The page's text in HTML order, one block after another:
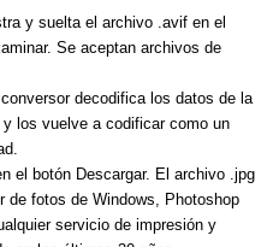
y suelta el archivo .avif en el
Se aceptan archivos de
decodifica los datos de la
los vuelve a codificar como un
el botón Descargar. El archivo .jpg
de fotos de Windows, Photoshop
servicio de impresión y